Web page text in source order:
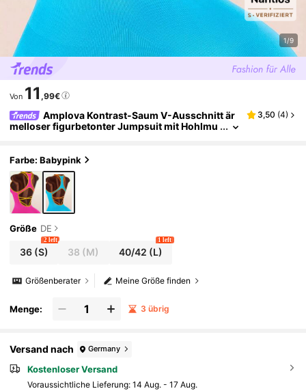
1/9
Von 11 ,99€
Amplova Kontrast-Saum V-Ausschnitt är
melloser figurbetonter Jumpsuit mit Hohlmu
3,50 (4)
Farbe: Babypink
Größe DE
36(S)
2 left
38 (M) 40/42 (L)
1 left
Meine Größe finden
Größenberater
Menge: 3 übrig
Versand nach Germany
Kostenloser Versand
Voraussichtliche Lieferung: 14 Aug. - 17 Aug.